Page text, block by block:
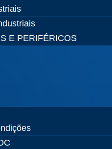
E PERIFÉRICOS